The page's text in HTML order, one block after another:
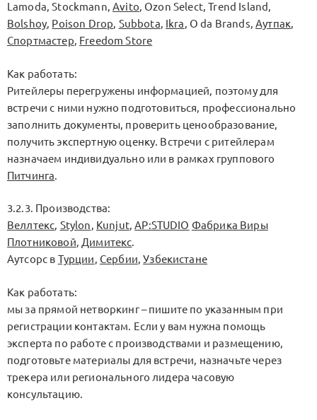
Lamoda, Stockmann,Avito, Ozon Select, Trend Island,
Bolshoy, Poison Drop, Subbota, Ikra, O da Brands,Аутпак,
Спортмастер, Freedom Store
Как работать:
Ритейлеры перегружены информацией, поэтому для
встречи с ними нужно подготовиться, профессионально
заполнить документы, проверить ценообразование,
получить экспертную оценку. Встречи с ритейлерам
назначаем индивидуально или в рамках группового
Питчинга.
3.2.3. Производства:
Веллтекс, Stylon, Kunjut,AP:STUDIO Фабрика Виры
Плотниковой, Димитекс.
Аутсорс в Турции, Сербии,Узбекистане
Как работать:
мы за прямой нетворкинг – пишите по указанным при
регистрации контактам. Если у вам нужна помощь
эксперта по работе с производствами и размещению,
подготовьте материалы для встречи, назначьте через
трекера или регионального лидера часовую
консультацию.